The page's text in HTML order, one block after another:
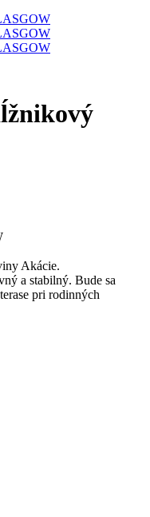
Akácie.
a stabilný. Bude sa
pri rodinných